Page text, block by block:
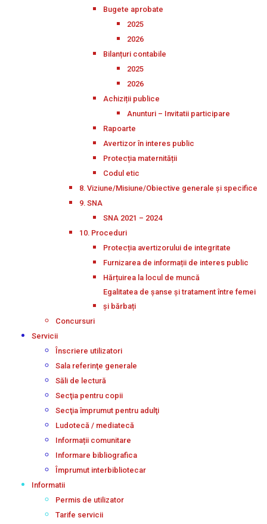
Bugete aprobate
2025
2026
Bilanțuri contabile
2025
2026
Achiziții publice
Anunturi – Invitatii participare
Rapoarte
Avertizor în interes public
Protecția maternității
Codul etic
8. Viziune/Misiune/Obiective generale și specifice
9. SNA
SNA 2021 – 2024
10. Proceduri
Protecția avertizorului de integritate
Furnizarea de informații de interes public
Hărțuirea la locul de muncă
Egalitatea de șanse și tratament între femei
și bărbați
Concursuri
Servicii
Înscriere utilizatori
Sala referinţe generale
Săli de lectură
Secţia pentru copii
Secţia împrumut pentru adulţi
Ludotecă / mediatecă
Informații comunitare
Informare bibliografica
Împrumut interbibliotecar
Informatii
Permis de utilizator
Tarife servicii